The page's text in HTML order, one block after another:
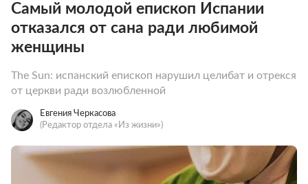
Самый молодой епископ Испании
отказался от сана ради любимой
женщины
The Sun: испанский епископ нарушил целибат и отрекся
от церкви ради возлюбленной
Евгения Черкасова
(Редактор отдела «Из жизни»)